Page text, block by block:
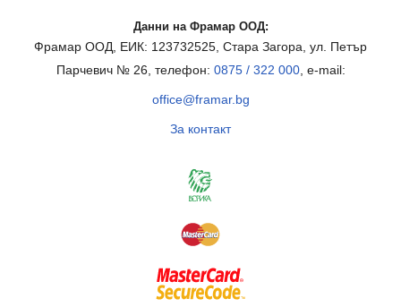
Данни на Фрамар ООД:
Фрамар ООД, ЕИК: 123732525, Стара Загора, ул. Петър
Парчевич № 26, телефон: 0875 / 322 000, e-mail:
office@framar.bg
За контакт